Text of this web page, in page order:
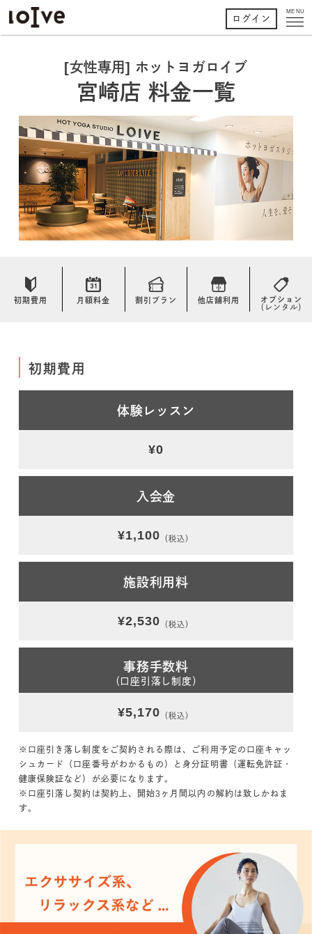
MENU
ログイン
[女性専用] ホットヨガロイブ
宮崎店 料金一覧
初期費用 月額料金 割引プラン 他店舗利用
オプション
（レンタル）
初期費用
体験レッスン
¥0
入会金
¥1,100 （税込）
施設利用料
¥2,530 （税込）
事務手数料
（口座引落し制度）
¥5,170 （税込）
※口座引き落し制度をご契約される際は、ご利用予定の口座キャッ
シュカード（口座番号がわかるもの）と身分証明書（運転免許証・
健康保険証など）が必要になります。
※口座引落し契約は契約上、開始3ヶ月間以内の解約は致しかねま
す。